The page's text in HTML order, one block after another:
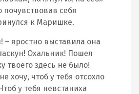
почувствовав себя
к Маришке.
– яростно выставила она
Охальник! Пошел
твоего здесь не было!
хочу, чтоб у тебя отсохло
у тебя невстаниха